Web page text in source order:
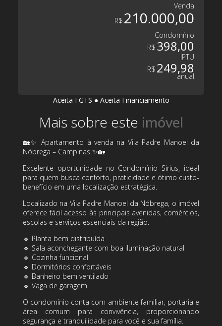
Venda
R$ 210.000,00
Condomínio
R$ 398,00
IPTU
R$ 249,98
anual
Aceita FGTS ● Aceita Financiamento
Mais sobre este
🏡✨ Apartamento à venda na Vila Padre Manoel da
Nóbrega – Campinas ✨🏡
Excelente oportunidade no Condomínio Sirius, ideal
para quem busca conforto, praticidade e ótimo custo-
benefício em uma localização estratégica.
Localizado na Vila Padre Manoel da Nóbrega, o imóvel
oferece fácil acesso às principais avenidas, comércios,
escolas e serviços essenciais da região.
🔹 Planta bem distribuída
🔹 Sala aconchegante com boa iluminação natural
🔹 Cozinha funcional
🔹 Dormitórios confortáveis
🔹 Banheiro bem ventilado
🔹 Vaga de garagem
O condomínio conta com ambiente familiar, portaria e
área comum para convivência, proporcionando
segurança e tranquilidade para você e sua família.